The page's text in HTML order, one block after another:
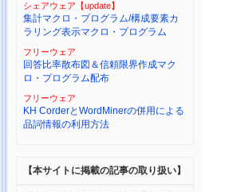
シェアウェア【update】
集計マクロ・プログラム/構成要素カ
ラリング表示マクロ・プログラム
フリーウェア
回答比率散布図＆信頼限界作成マク
ロ・プログラム配布
フリーウェア
KH CorderとWordMinerの併用による
品詞情報の利用方法
【本サイトに掲載の記事の取り扱い】